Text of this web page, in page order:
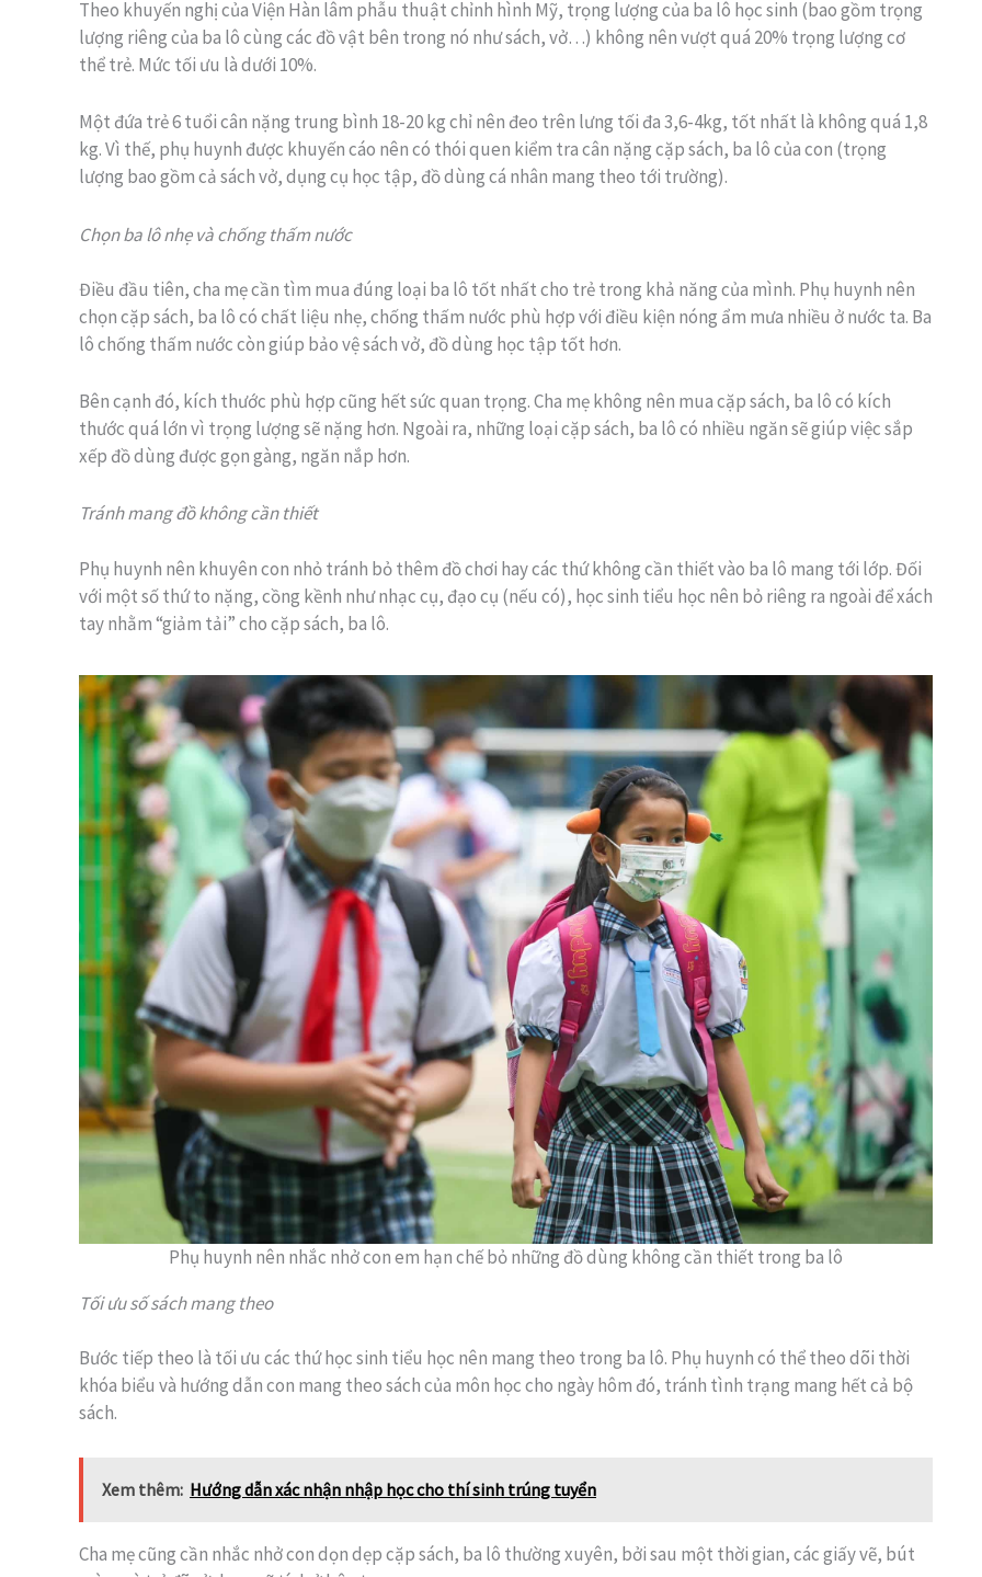
Theo khuyến nghị của Viện Hàn lâm phẫu thuật chỉnh hình Mỹ, trọng lượng của ba lô học sinh (bao gồm trọng
lượng riêng của ba lô cùng các đồ vật bên trong nó như sách, vở…) không nên vượt quá 20% trọng lượng cơ
thể trẻ. Mức tối ưu là dưới 10%.
Một đứa trẻ 6 tuổi cân nặng trung bình 18-20 kg chỉ nên đeo trên lưng tối đa 3,6-4kg, tốt nhất là không quá 1,8
kg. Vì thế, phụ huynh được khuyến cáo nên có thói quen kiểm tra cân nặng cặp sách, ba lô của con (trọng
lượng bao gồm cả sách vở, dụng cụ học tập, đồ dùng cá nhân mang theo tới trường).
Chọn ba lô nhẹ và chống thấm nước
Điều đầu tiên, cha mẹ cần tìm mua đúng loại ba lô tốt nhất cho trẻ trong khả năng của mình. Phụ huynh nên
chọn cặp sách, ba lô có chất liệu nhẹ, chống thấm nước phù hợp với điều kiện nóng ẩm mưa nhiều ở nước ta. Ba
lô chống thấm nước còn giúp bảo vệ sách vở, đồ dùng học tập tốt hơn.
Bên cạnh đó, kích thước phù hợp cũng hết sức quan trọng. Cha mẹ không nên mua cặp sách, ba lô có kích
thước quá lớn vì trọng lượng sẽ nặng hơn. Ngoài ra, những loại cặp sách, ba lô có nhiều ngăn sẽ giúp việc sắp
xếp đồ dùng được gọn gàng, ngăn nắp hơn.
Tránh mang đồ không cần thiết
Phụ huynh nên khuyên con nhỏ tránh bỏ thêm đồ chơi hay các thứ không cần thiết vào ba lô mang tới lớp. Đối
với một số thứ to nặng, cồng kềnh như nhạc cụ, đạo cụ (nếu có), học sinh tiểu học nên bỏ riêng ra ngoài để xách
tay nhằm “giảm tải” cho cặp sách, ba lô.
Phụ huynh nên nhắc nhở con em hạn chế bỏ những đồ dùng không cần thiết trong ba lô
Tối ưu số sách mang theo
Bước tiếp theo là tối ưu các thứ học sinh tiểu học nên mang theo trong ba lô. Phụ huynh có thể theo dõi thời
khóa biểu và hướng dẫn con mang theo sách của môn học cho ngày hôm đó, tránh tình trạng mang hết cả bộ
sách.
Xem thêm: Hướng dẫn xác nhận nhập học cho thí sinh trúng tuyển
Cha mẹ cũng cần nhắc nhở con dọn dẹp cặp sách, ba lô thường xuyên, bởi sau một thời gian, các giấy vẽ, bút